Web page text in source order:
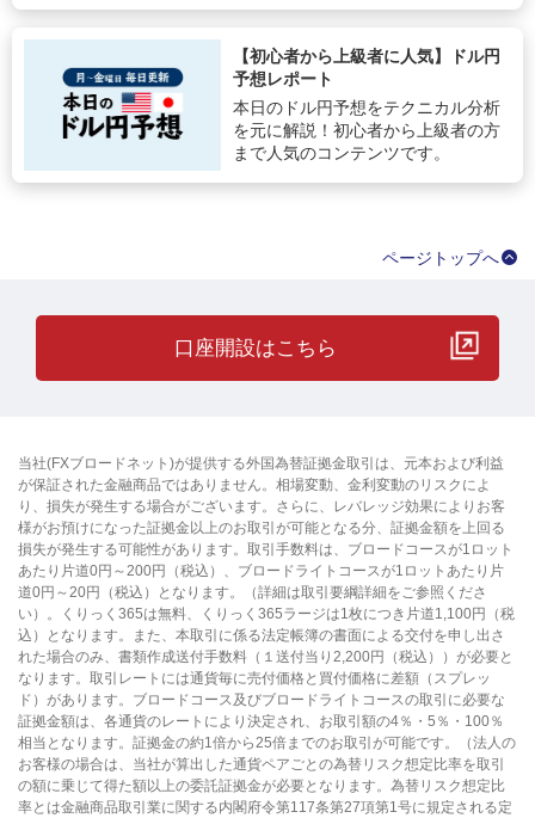
【初心者から上級者に人気】ドル円
予想レポート
本日のドル円予想をテクニカル分析
を元に解説！初心者から上級者の方
まで人気のコンテンツです。
ページトップへ
口座開設はこちら
当社(FXブロードネット)が提供する外国為替証拠金取引は、元本および利益
が保証された金融商品ではありません。相場変動、金利変動のリスクによ
り、損失が発生する場合がございます。さらに、レバレッジ効果によりお客
様がお預けになった証拠金以上のお取引が可能となる分、証拠金額を上回る
損失が発生する可能性があります。取引手数料は、ブロードコースが1ロット
あたり片道0円～200円（税込）、ブロードライトコースが1ロットあたり片
道0円～20円（税込）となります。（詳細は取引要綱詳細をご参照くださ
い）。くりっく365は無料、くりっく365ラージは1枚につき片道1,100円（税
込）となります。また、本取引に係る法定帳簿の書面による交付を申し出さ
れた場合のみ、書類作成送付手数料（１送付当り2,200円（税込））が必要と
なります。取引レートには通貨毎に売付価格と買付価格に差額（スプレッ
ド）があります。ブロードコース及びブロードライトコースの取引に必要な
証拠金額は、各通貨のレートにより決定され、お取引額の4％・5％・100％
相当となります。証拠金の約1倍から25倍までのお取引が可能です。（法人の
お客様の場合は、当社が算出した通貨ペアごとの為替リスク想定比率を取引
の額に乗じて得た額以上の委託証拠金が必要となります。為替リスク想定比
率とは金融商品取引業に関する内閣府令第117条第27項第1号に規定される定